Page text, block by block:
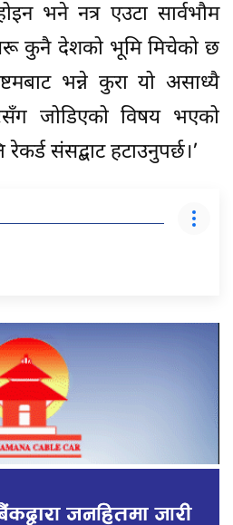
भने नत्र एउटा सार्वभौम
अरू कुनै देशको भूमि मिचेको छ
भन्ने कुरा यो असाध्यै
जोडिएको विषय भएको
संसद्बाट हटाउनुपर्छ।’